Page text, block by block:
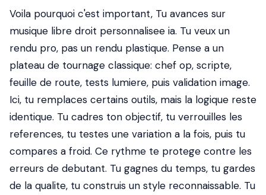
Voila pourquoi c'est important, Tu avances sur
musique libre droit personnalisee ia. Tu veux un
rendu pro, pas un rendu plastique. Pense a un
plateau de tournage classique: chef op, scripte,
feuille de route, tests lumiere, puis validation image.
Ici, tu remplaces certains outils, mais la logique reste
identique. Tu cadres ton objectif, tu verrouilles les
references, tu testes une variation a la fois, puis tu
compares a froid. Ce rythme te protege contre les
erreurs de debutant. Tu gagnes du temps, tu gardes
de la qualite, tu construis un style reconnaissable. Tu